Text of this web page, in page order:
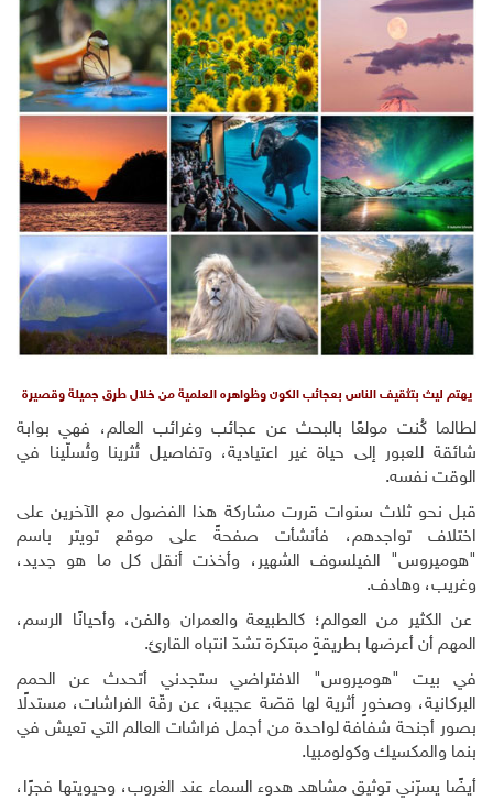
يهتم ليث بتثقيف الناس بعجائب الكون وظواهره العلمية من خلال طرق جميلة وقصيرة
لطالما كُنت مولعًا بالبحث عن عجائب وغرائب العالم، فهي بوابة
شائقة للعبور إلى حياة غير اعتيادية، وتفاصيل تُثرينا وتُسلّينا في
الوقت نفسه.
قبل نحو ثلاث سنوات قررت مشاركة هذا الفضول مع الآخرين على
اختلاف تواجدهم، فأنشأت صفحةً على موقع تويتر باسم
"هوميروس" الفيلسوف الشهير، وأخذت أنقل كل ما هو جديد،
وغريب، وهادف.
عن الكثير من العوالم؛ كالطبيعة والعمران والفن، وأحيانًا الرسم،
المهم أن أعرضها بطريقةٍ مبتكرة تشدّ انتباه القارئ.
في بيت "هوميروس" الافتراضي ستجدني أتحدث عن الحمم
البركانية، وصخورٍ أثرية لها قصّة عجيبة، عن رقّة الفراشات، مستدلًا
بصور أجنحة شفافة لواحدة من أجمل فراشات العالم التي تعيش في
بنما والمكسيك وكولومبيا.
أيضًا يسرّني توثيق مشاهد هدوء السماء عند الغروب، وحيويتها فجرًا،